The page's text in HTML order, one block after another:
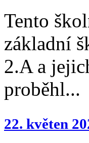
Tento
základní
2.A a
proběhl...
22. květen